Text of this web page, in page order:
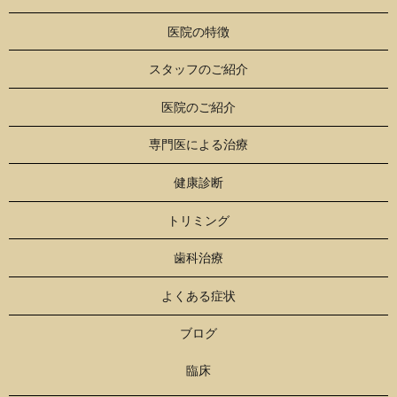
医院の特徴
スタッフのご紹介
医院のご紹介
専門医による治療
健康診断
トリミング
歯科治療
よくある症状
ブログ
臨床